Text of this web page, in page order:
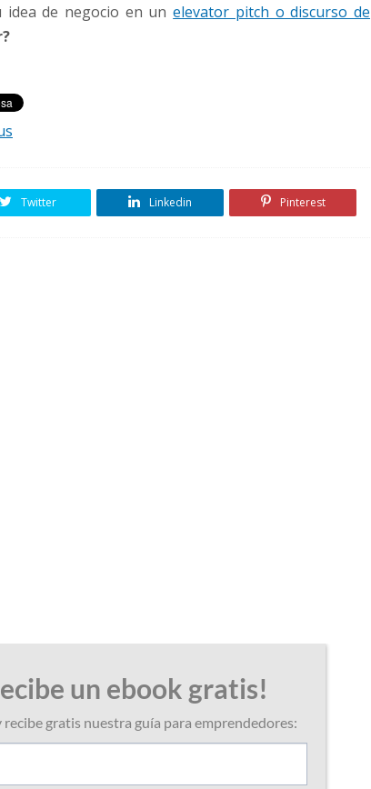
idea de negocio en unelevator pitch o discurso de
Twitter Linkedin Pinterest